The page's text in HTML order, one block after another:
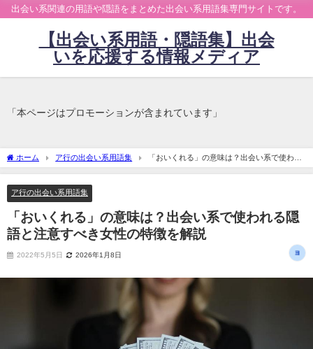
出会い系関連の用語や隠語をまとめた出会い系用語集専門サイトです。
【出会い系用語・隠語集】出会
いを応援する情報メディア
「本ページはプロモーションが含まれています」
ホーム ア行の出会い系用語集
「おいくれる」の意味は？出会い系で使われ
る隠語と注意すべき女性の特徴を解説
ア行の出会い系用語集
「おいくれる」の意味は？出会い系で使われる隠
語と注意すべき女性の特徴を解説
2022年5月5日 2026年1月8日